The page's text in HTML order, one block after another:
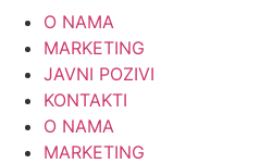
Skip
content
O NAMA
MARKETING
JAVNI POZIVI
KONTAKTI
O NAMA
MARKETING